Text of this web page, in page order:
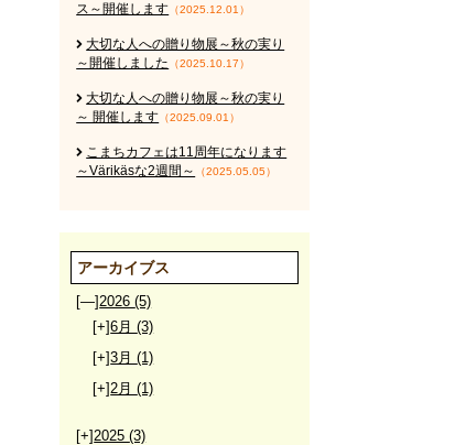
ス～開催します （2025.12.01）
大切な人への贈り物展～秋の実り
～開催しました
（2025.10.17）
大切な人への贈り物展～秋の実り
～ 開催します （2025.09.01）
こまちカフェは11周年になります
～Värikäsな2週間～
（2025.05.05）
アーカイブス
[—]2026(5)
[+]6月(3)
[+]3月(1)
[+]2月(1)
[+]2025(3)